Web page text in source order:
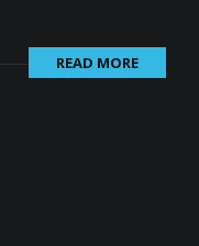
READ MORE